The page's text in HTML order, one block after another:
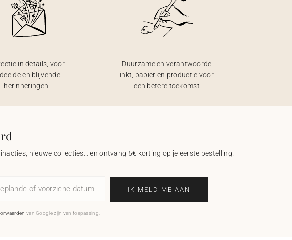
in details, voor
en blijvende
herinneringen
Duurzame en verantwoorde
inkt, papier en productie voor
een betere toekomst
nieuwe collecties… en ontvang 5€ korting op je eerste bestelling!
of voorziene datum IK MELD ME AAN
van Google zijn van toepassing.